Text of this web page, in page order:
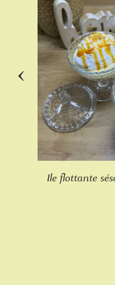
Ile flottante
‹